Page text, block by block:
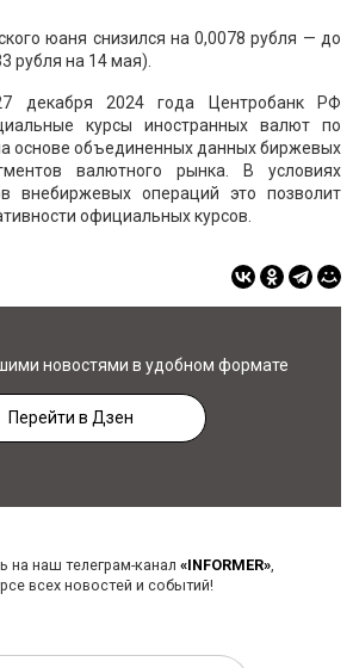
юаня снизился на 0,0078 рубля — до
рубля на 14 мая).
декабря 2024 года Центробанк РФ
курсы иностранных валют по
основе объединенных данных биржевых
валютного рынка. В условиях
внебиржевых операций это позволит
официальных курсов.
новостями в удобном формате
Перейти в Дзен
на наш телеграм-канал «INFORMER»,
всех новостей и событий!